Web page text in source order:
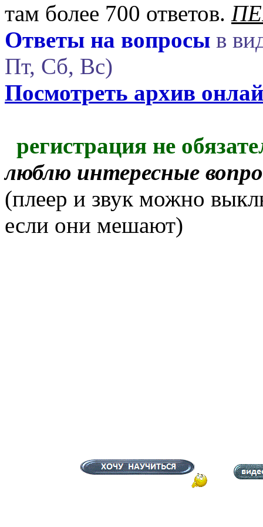
там более 700 ответов.
Ответы на вопросы в
Пт, Сб, Вс)
Посмотреть архив
регистрация не
люблю интересные
(плеер и звук можно
если они мешают)